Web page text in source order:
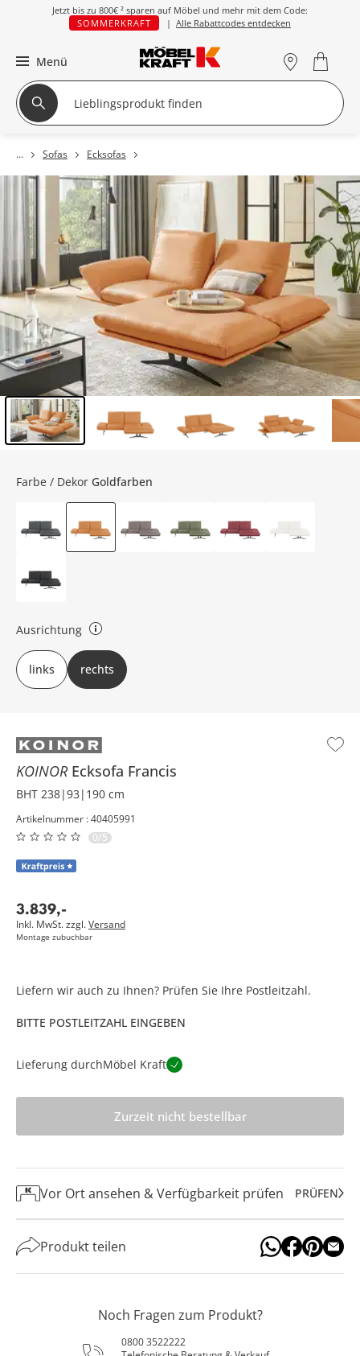
Jetzt bis zu 800€ ² sparen auf Möbel und mehr mit dem Code:
SOMMERKRAFT
| Alle Rabattcodes entdecken
Menü
Sofas Ecksofas
KOINOR Ecksofa Francis
BHT 238|93|190 cm
Artikelnummer : 40405991
0/5
3.839,-
Inkl. MwSt. zzgl.Versand
Montage zubuchbar
Farbe / Dekor Goldfarben
Ausrichtung
rechts oder links bezieht sich auf Draufsicht
links rechts
Liefern wir auch zu Ihnen? Prüfen Sie Ihre Postleitzahl.
BITTE POSTLEITZAHL EINGEBEN
Lieferung durchMöbel Kraft
Zurzeit nicht bestellbar
Vor Ort ansehen & Verfügbarkeit prüfen PRÜFEN
Produkt teilen
Noch Fragen zum Produkt?
0800 3522222